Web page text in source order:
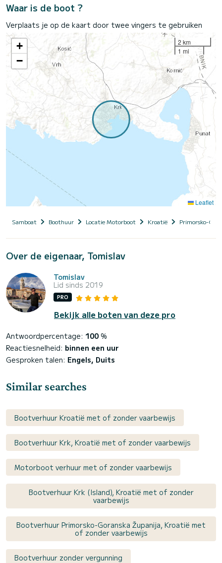
Waar is de boot ?
Verplaats je op de kaart door twee vingers te gebruiken
+
−
2 km
1 mi
Leaflet
Samboat Boothuur Locatie Motorboot Kroatië Primorsko-
Over de eigenaar, Tomislav
Tomislav
Lid sinds 2019
PRO
Bekijk alle boten van deze pro
Antwoordpercentage: 100 %
Reactiesnelheid: binnen een uur
Gesproken talen: Engels, Duits
Similar searches
Bootverhuur Kroatië met of zonder vaarbewijs
Bootverhuur Krk, Kroatië met of zonder vaarbewijs
Motorboot verhuur met of zonder vaarbewijs
Bootverhuur Krk (Island), Kroatië met of zonder
vaarbewijs
Bootverhuur Primorsko-Goranska Županija, Kroatië met
of zonder vaarbewijs
Bootverhuur zonder vergunning